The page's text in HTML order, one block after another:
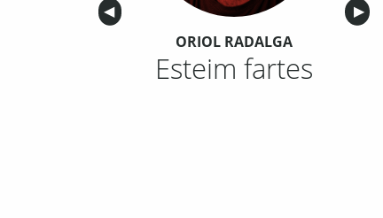
Anterior
◀︎ ▶︎
ORIOL RADALGA
Esteim fartes